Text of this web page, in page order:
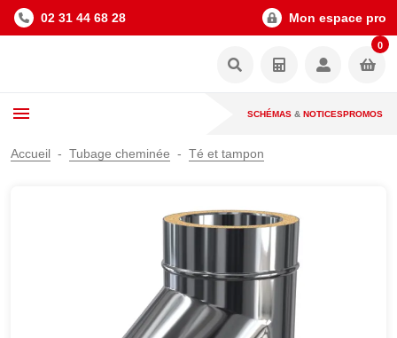
02 31 44 68 28 Mon espace pro
0
SCHÉMAS & NOTICESPROMOS
Accueil Tubage cheminée Té et tampon